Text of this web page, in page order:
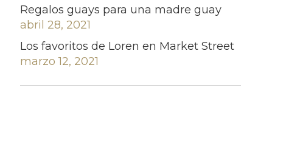
Regalos guays para una madre guay
abril 28, 2021
Los favoritos de Loren en Market Street
marzo 12, 2021